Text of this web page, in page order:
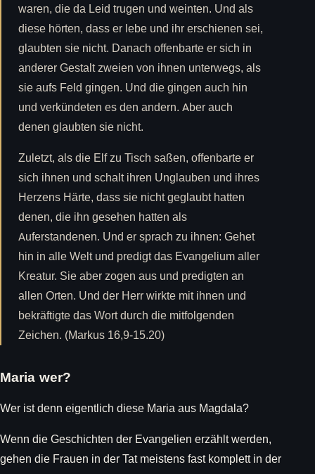
waren, die da Leid trugen und weinten. Und als
diese hörten, dass er lebe und ihr erschienen sei,
glaubten sie nicht. Danach offenbarte er sich in
anderer Gestalt zweien von ihnen unterwegs, als
sie aufs Feld gingen. Und die gingen auch hin
und verkündeten es den andern. Aber auch
denen glaubten sie nicht.
Zuletzt, als die Elf zu Tisch saßen, offenbarte er
sich ihnen und schalt ihren Unglauben und ihres
Herzens Härte, dass sie nicht geglaubt hatten
denen, die ihn gesehen hatten als
Auferstandenen. Und er sprach zu ihnen: Gehet
hin in alle Welt und predigt das Evangelium aller
Kreatur. Sie aber zogen aus und predigten an
allen Orten. Und der Herr wirkte mit ihnen und
bekräftigte das Wort durch die mitfolgenden
Zeichen. (Markus 16,9-15.20)
Maria wer?
Wer ist denn eigentlich diese Maria aus Magdala?
Wenn die Geschichten der Evangelien erzählt werden,
gehen die Frauen in der Tat meistens fast komplett in der